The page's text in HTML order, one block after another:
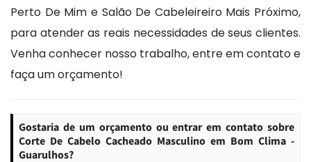
Perto De Mim e Salão De Cabeleireiro Mais Próximo,
para atender as reais necessidades de seus clientes.
Venha conhecer nosso trabalho, entre em contato e
faça um orçamento!
Gostaria de um orçamento ou entrar em contato sobre
Corte De Cabelo Cacheado Masculino em Bom Clima -
Guarulhos?